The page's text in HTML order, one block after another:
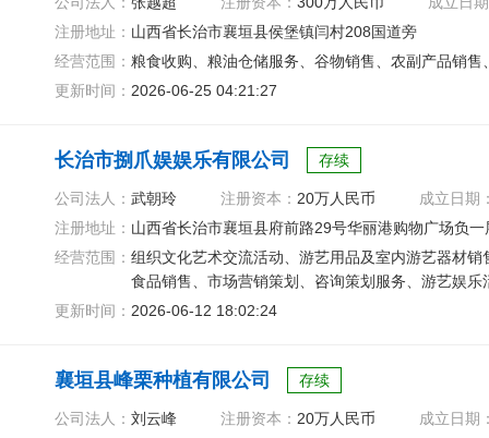
注册地址： 山西省长治市襄垣县侯堡镇闫村208国道旁
经营范围： 粮食收购、粮油仓储服务、谷物销售、农副产品销售
更新时间： 2026-06-25 04:21:27
长治市捌爪娱娱乐有限公司 存续
公司法人： 武朝玲 注册资本： 20万人民币
成立日期
注册地址： 山西省长治市襄垣县府前路29号华丽港购物广场负一
经营范围： 组织文化艺术交流活动、游艺用品及室内游艺器材
食品销售、市场营销策划、咨询策划服务、游艺娱乐
更新时间： 2026-06-12 18:02:24
襄垣县峰栗种植有限公司 存续
公司法人： 刘云峰 注册资本： 20万人民币
成立日期